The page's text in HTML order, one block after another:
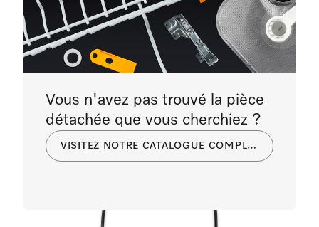
Vous n'avez pas trouvé la pièce
détachée que vous cherchiez ?
VISITEZ NOTRE CATALOGUE COMPLET